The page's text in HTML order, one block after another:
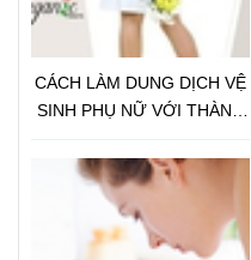
CÁCH LÀM DUNG DỊCH VỆ
SINH PHỤ NỮ VỚI THÀNH